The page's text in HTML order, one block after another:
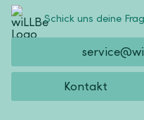
Schick uns deine
Kontakt